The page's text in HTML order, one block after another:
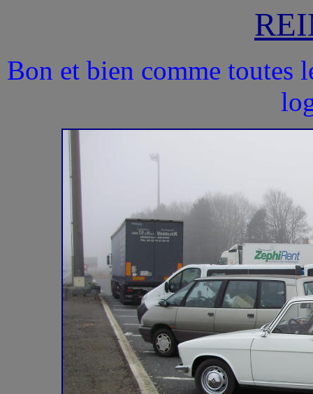
Bon et bien comme toutes